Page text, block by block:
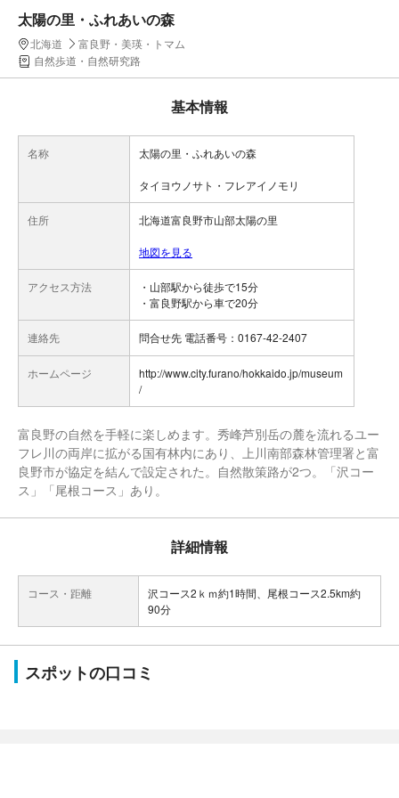
太陽の里・ふれあいの森
北海道
富良野・美瑛・トマム
自然歩道・自然研究路
基本情報
名称 太陽の里・ふれあいの森
タイヨウノサト・フレアイノモリ
住所 北海道富良野市山部太陽の里
地図を見る
アクセス方法
・山部駅から徒歩で15分
・富良野駅から車で20分
連絡先 問合せ先 電話番号：0167-42-2407
ホームページ
http://www.city.furano/hokkaido.jp/museum
/
富良野の自然を手軽に楽しめます。秀峰芦別岳の麓を流れるユー
フレ川の両岸に拡がる国有林内にあり、上川南部森林管理署と富
良野市が協定を結んで設定された。自然散策路が2つ。「沢コー
ス」「尾根コース」あり。
詳細情報
コース・距離
沢コース2ｋｍ約1時間、尾根コース2.5km約
90分
スポットの口コミ